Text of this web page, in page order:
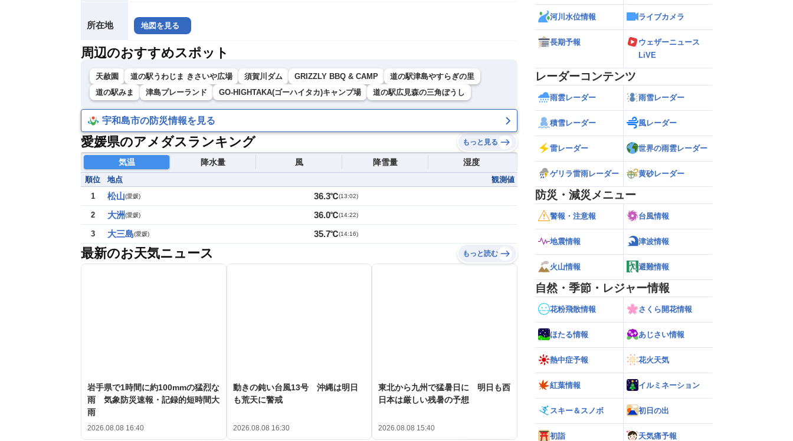
所在地 地図を見る
周辺のおすすめスポット
天赦園 道の駅うわじま きさいや広場 須賀川ダム GRIZZLY BBQ & CAMP
道の駅津島やすらぎの里
道の駅みま
津島プレーランド GO-HIGHTAKA(ゴーハイタカ)キャンプ場 道の駅広見森の三角ぼうし
宇和島市の防災情報を見る
愛媛県のアメダスランキング もっと見る
気温 降水量 風 降雪量 湿度
順位 地点
観測値
1
松山(愛媛) 36.3℃(13:02)
2 大洲(愛媛) 36.0℃(14:22)
3 大三島(愛媛) 35.7℃(14:16)
最新のお天気ニュース もっと読む
岩手県で1時間に約100mmの猛烈な
雨 気象防災速報・記録的短時間大
雨
2026.08.08 16:40
動きの鈍い台風13号 沖縄は明日
も荒天に警戒
2026.08.08 16:30
東北から九州で猛暑日に 明日も西
日本は厳しい残暑の予想
2026.08.08 15:40
河川水位情報 ライブカメラ
長期予報
ウェザーニュース
LiVE
レーダーコンテンツ
雨雲レーダー 雨雪レーダー
積雪レーダー 風レーダー
雷レーダー 世界の雨雲レーダー
ゲリラ雷雨レーダー 黄砂レーダー
防災・減災メニュー
警報・注意報 台風情報
地震情報 津波情報
火山情報 避難情報
自然・季節・レジャー情報
花粉飛散情報 さくら開花情報
ほたる情報 あじさい情報
熱中症予報 花火天気
紅葉情報 イルミネーション
スキー＆スノボ 初日の出
初詣 天気痛予報